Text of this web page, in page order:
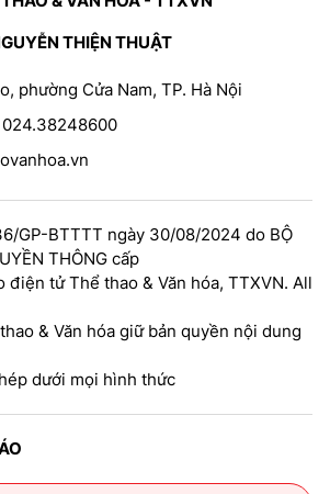
THIỆN THUẬT
phường Cửa Nam, TP. Hà Nội
GP-BTTTT ngày 30/08/2024 do BỘ
THÔNG cấp
tử Thể thao & Văn hóa, TTXVN. All
& Văn hóa giữ bản quyền nội dung
dưới mọi hình thức